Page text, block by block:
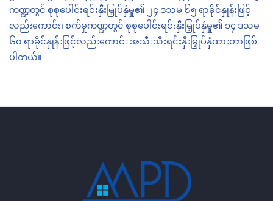
ကဏ္ဍတွင် စုစုပေါင်းရင်းနှီးမြှုပ်နှံမှု၏ ၂၄ ဒသမ ၆၅ ရာခိုင်နှုန်းဖြင့်
လည်းကောင်း၊ စက်မှုကဏ္ဍတွင် စုစုပေါင်းရင်းနှီးမြှုပ်နှံမှု၏ ၁၄ ဒသမ
၆၀ ရာခိုင်နှုန်းဖြင့်လည်းကောင်း အသီးသီးရင်းနှီးမြှုပ်နှံထားတာဖြစ်
ပါတယ်။